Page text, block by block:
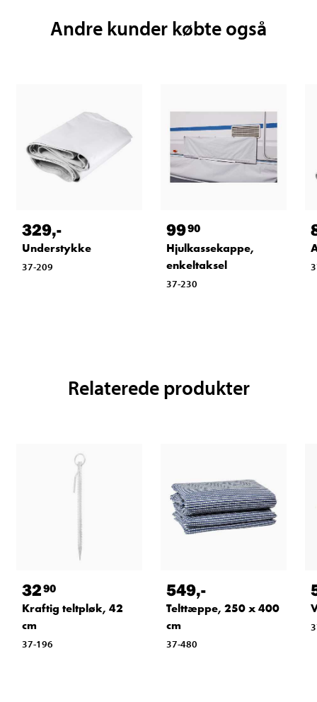
Andre kunder købte også
329,-
Understykke
37-209
9990
Hjulkassekappe,
enkeltaksel
37-230
Relaterede produkter
3290
Kraftig teltpløk, 42
cm
37-196
549,-
Telttæppe, 250 x 400
cm
37-480